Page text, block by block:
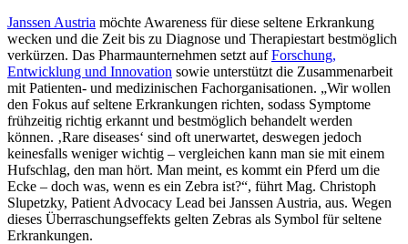
Janssen Austria möchte Awareness für diese seltene Erkrankung
wecken und die Zeit bis zu Diagnose und Therapiestart bestmöglich
verkürzen. Das Pharmaunternehmen setzt aufForschung,
Entwicklung und Innovation sowie unterstützt die Zusammenarbeit
mit Patienten- und medizinischen Fachorganisationen. „Wir wollen
den Fokus auf seltene Erkrankungen richten, sodass Symptome
frühzeitig richtig erkannt und bestmöglich behandelt werden
können. ‚Rare diseases‘ sind oft unerwartet, deswegen jedoch
keinesfalls weniger wichtig – vergleichen kann man sie mit einem
Hufschlag, den man hört. Man meint, es kommt ein Pferd um die
Ecke – doch was, wenn es ein Zebra ist?“, führt Mag. Christoph
Slupetzky, Patient Advocacy Lead bei Janssen Austria, aus. Wegen
dieses Überraschungseffekts gelten Zebras als Symbol für seltene
Erkrankungen.